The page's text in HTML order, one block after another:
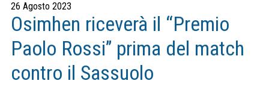
26 Agosto 2023
Osimhen riceverà il “Premio
Paolo Rossi” prima del match
contro il Sassuolo